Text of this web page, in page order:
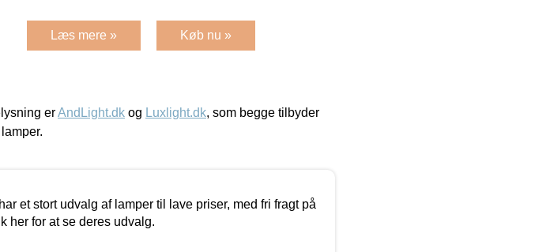
Læs mere » Køb nu »
erAndLight.dk og Luxlight.dk, som begge tilbyder
et stort udvalg af lamper til lave priser, med fri fragt på
her for at se deres udvalg.